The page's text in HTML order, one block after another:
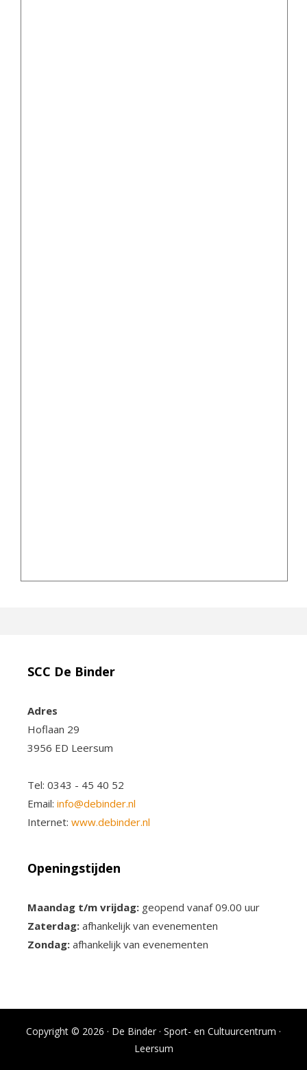
SCC De Binder
Adres
Hoflaan 29
3956 ED Leersum
Tel: 0343 - 45 40 52
Email: info@debinder.nl
Internet: www.debinder.nl
Openingstijden
Maandag t/m vrijdag: geopend vanaf 09.00 uur
Zaterdag: afhankelijk van evenementen
Zondag: afhankelijk van evenementen
Copyright © 2026 · De Binder · Sport- en Cultuurcentrum ·
Leersum